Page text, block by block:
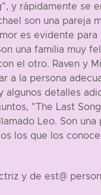
y rápidamente se
son una pareja
es evidente
una familia muy
el otro. Raven y
a la persona
algunos detalles
"The Last
Leo. Son
los que los
y de est@